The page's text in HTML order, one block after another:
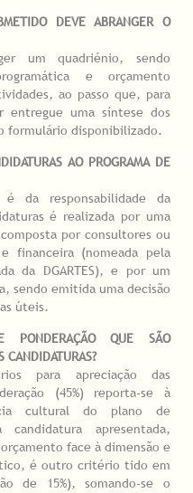
DEVE ABRANGER O
um quadriénio, sendo
e orçamento
ao passo que, para
entregue uma síntese dos
formulário disponibilizado.
AO PROGRAMA DE
é da responsabilidade da
é realizada por uma
por consultores ou
financeira (nomeada pela
da DGARTES), e por um
sendo emitida uma decisão
úteis.
PONDERAÇÃO QUE SÃO
CANDIDATURAS?
para apreciação das
(45%) reporta-se à
cultural do plano de
apresentada,
face à dimensão e
é outro critério tido em
de 15%), somando-se o